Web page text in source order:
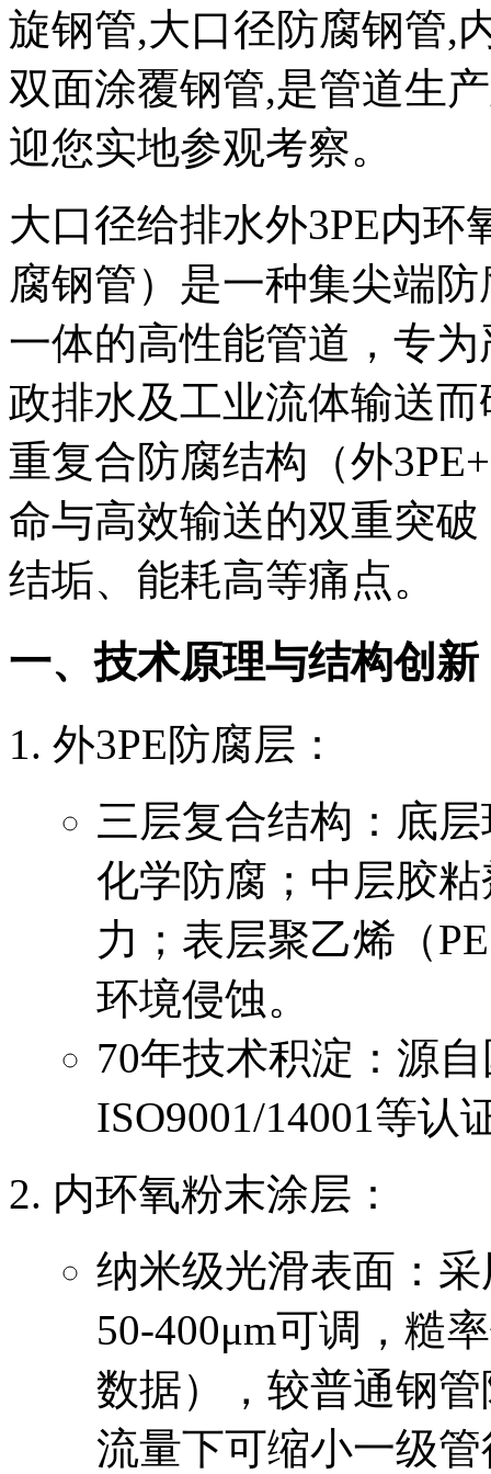
旋钢管,大口径防腐钢管,
双面涂覆钢管,是管道生
迎您实地参观考察。
大口径给排水外3PE内环
腐钢管）是一种集尖端
一体的高性能管道，专
政排水及工业流体输送
重复合防腐结构（外
命与高效输送的双重突
结垢、能耗高等痛点。
一、技术原理与结构创新
外3PE防腐层：
三层复合结构：底
化学防腐；中层胶
力；表层聚乙烯（
环境侵蚀。
70年技术积淀：源
ISO9001/14001等认
内环氧粉末涂层：
纳米级光滑表面：
50-400μm可调，糙
数据），较普通钢
流量下可缩小一级